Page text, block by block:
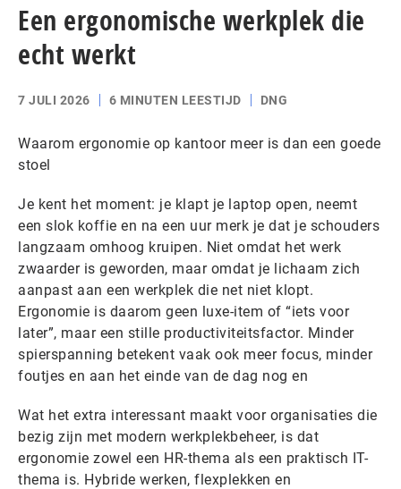
Een ergonomische werkplek die
echt werkt
7 JULI 2026 6 MINUTEN LEESTIJD DNG
Waarom ergonomie op kantoor meer is dan een goede
stoel
Je kent het moment: je klapt je laptop open, neemt
een slok koffie en na een uur merk je dat je schouders
langzaam omhoog kruipen. Niet omdat het werk
zwaarder is geworden, maar omdat je lichaam zich
aanpast aan een werkplek die net niet klopt.
Ergonomie is daarom geen luxe-item of “iets voor
later”, maar een stille productiviteitsfactor. Minder
spierspanning betekent vaak ook meer focus, minder
foutjes en aan het einde van de dag nog en
Wat het extra interessant maakt voor organisaties die
bezig zijn met modern werkplekbeheer, is dat
ergonomie zowel een HR-thema als een praktisch IT-
thema is. Hybride werken, flexplekken en